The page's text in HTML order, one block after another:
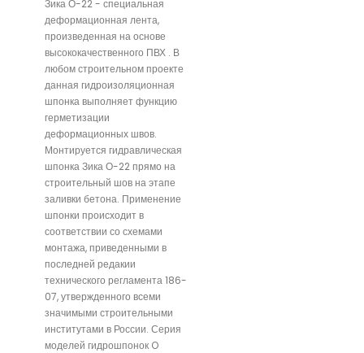
Зика О-22 - специальная
деформационная лента,
произведенная на основе
высококачественного ПВХ . В
любом строительном проекте
данная гидроизоляционная
шпонка выполняет функцию
герметизации
деформационных швов.
Монтируется гидравлическая
шпонка Зика О-22 прямо на
строительный шов на этапе
заливки бетона. Применение
шпонки происходит в
соответствии со схемами
монтажа, приведенными в
последней редакии
технического регламента 186-
07, утвержденного всеми
значимыми строительными
институтами в России. Серия
моделей гидрошпонок O